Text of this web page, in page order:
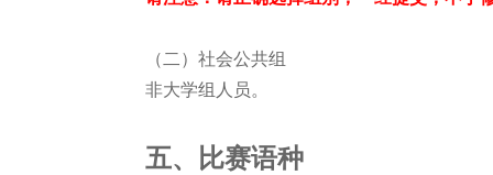
（二）社会公共组
非大学组人员。
五、比赛语种